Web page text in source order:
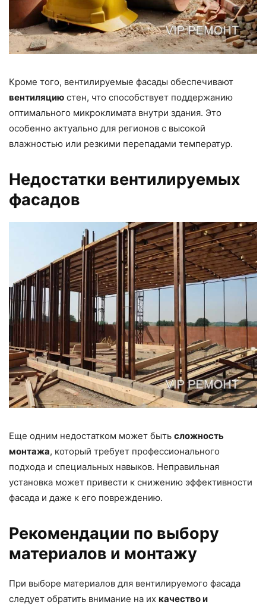
Кроме того, вентилируемые фасады обеспечивают
вентиляцию стен, что способствует поддержанию
оптимального микроклимата внутри здания. Это
особенно актуально для регионов с высокой
влажностью или резкими перепадами температур.
Недостатки вентилируемых
фасадов
Еще одним недостатком может быть сложность
монтажа, который требует профессионального
подхода и специальных навыков. Неправильная
установка может привести к снижению эффективности
фасада и даже к его повреждению.
Рекомендации по выбору
материалов и монтажу
При выборе материалов для вентилируемого фасада
следует обратить внимание на их качество и